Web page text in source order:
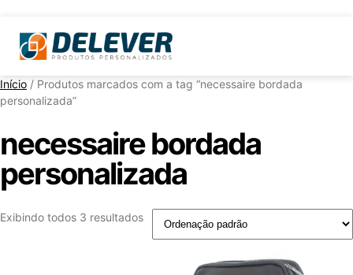
Início / Produtos marcados com a tag “necessaire bordada
personalizada”
necessaire bordada
personalizada
Exibindo todos 3 resultados